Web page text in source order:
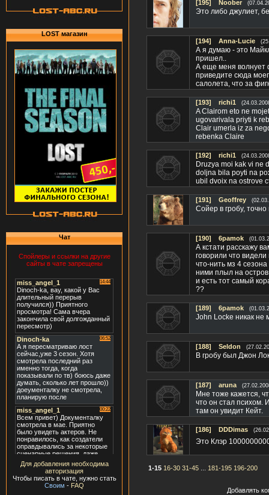
LOST магазин
Чат
Спойлеры и ссылки на другие
сайты в чате запрещены
Для добавления необходима
авторизация
Чтобы писать в чате, нужно стать
Своим - FAQ
[195] Noober
Это либо джулиет,
[194] Anna-Lucie
А я думаю - это
пришел..
А еще меня волнует
приведите сюда
салолета, что за
[193] richi1
A Clairom eto ne
ugovarivala priyti k
Clair umerla iz za
rebenka Claire
[192] richi1
Druzya moi kak vi ne
doljna bila poyti na
ubil dvoix na ostrove
[191] Geoffrey
Сойер в гробу, точно
[190] 6pamok
А кстати расскажу
говорили что
что-нить мз 4
ними плыл на
и есть тот самый
??
[189] 6pamok
John Locke никак не
[188] Seldon
В гробу был Джон
[187] aruna
Мне тоже кажется,
что он стал психом.
там он увидит Кейт.
[186] DDDimas
Это Клэр
1-15 16-30 31-45 181-195 196-200
Добавлять